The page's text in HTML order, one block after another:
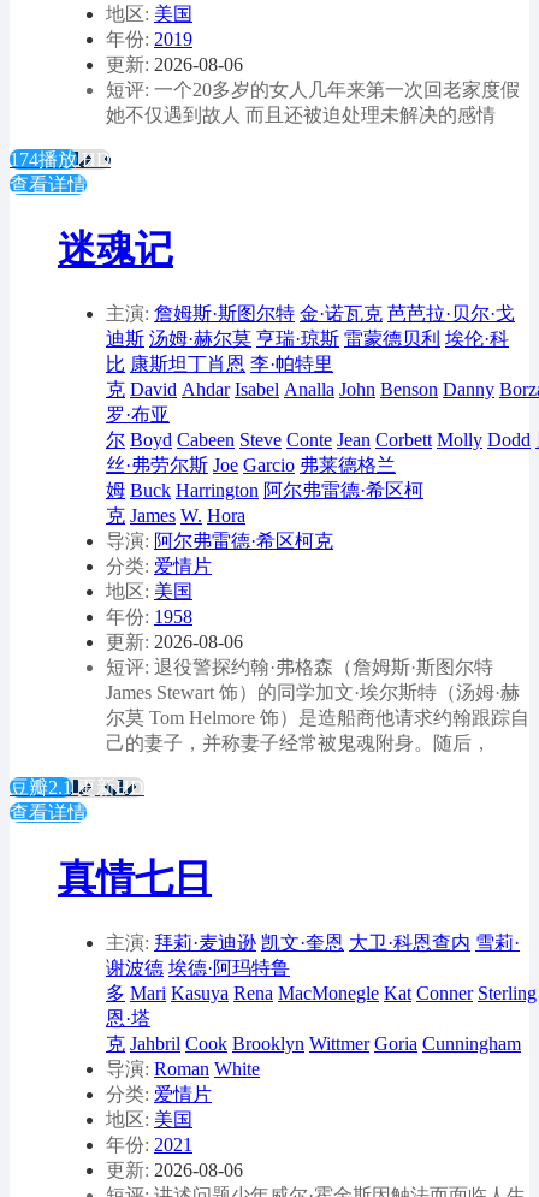
地区: 美国
年份: 2019
更新: 2026-08-06
短评: 一个20多岁的女人几年来第一次回老家度假
她不仅遇到故人 而且还被迫处理未解决的感情
174播放 HD
查看详情
迷魂记
主演: 詹姆斯·斯图尔特 金·诺瓦克 芭芭拉·贝尔·戈
迪斯 汤姆·赫尔莫 亨瑞·琼斯 雷蒙德贝利 埃伦·科
比 康斯坦丁肖恩 李·帕特里
克 David Ahdar Isabel Analla John Benson Danny
罗·布亚
尔 Boyd Cabeen Steve Conte Jean Corbett Molly Dodd
丝·弗劳尔斯 Joe Garcio 弗莱德格兰
姆 Buck Harrington 阿尔弗雷德·希区柯
克 James W. Hora
导演: 阿尔弗雷德·希区柯克
分类: 爱情片
地区: 美国
年份: 1958
更新: 2026-08-06
短评: 退役警探约翰·弗格森（詹姆斯·斯图尔特
James Stewart 饰）的同学加文·埃尔斯特（汤姆·赫
尔莫 Tom Helmore 饰）是造船商他请求约翰跟踪自
己的妻子，并称妻子经常被鬼魂附身。随后，
豆瓣2.1 更新HD
查看详情
真情七日
主演: 拜莉·麦迪逊 凯文·奎恩 大卫·科恩查内 雪莉·
谢波德 埃德·阿玛特鲁
多 Mari Kasuya Rena MacMonegle Kat Conner Sterling
恩·塔
克 Jahbril Cook Brooklyn Wittmer Goria Cunningham
导演: Roman White
分类: 爱情片
地区: 美国
年份: 2021
更新: 2026-08-06